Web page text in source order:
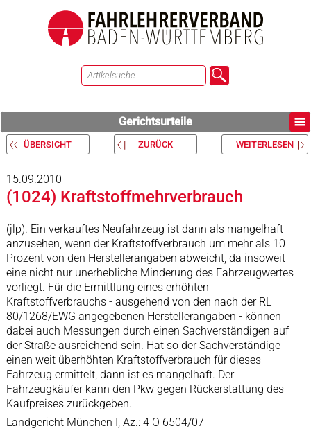
Gerichtsurteile
ÜBERSICHT ZURÜCK WEITERLESEN
15.09.2010
(1024) Kraftstoffmehrverbrauch
(jlp). Ein verkauftes Neufahrzeug ist dann als mangelhaft
anzusehen, wenn der Kraftstoffverbrauch um mehr als 10
Prozent von den Herstellerangaben abweicht, da insoweit
eine nicht nur unerhebliche Minderung des Fahrzeugwertes
vorliegt. Für die Ermittlung eines erhöhten
Kraftstoffverbrauchs - ausgehend von den nach der RL
80/1268/EWG angegebenen Herstellerangaben - können
dabei auch Messungen durch einen Sachverständigen auf
der Straße ausreichend sein. Hat so der Sachverständige
einen weit überhöhten Kraftstoffverbrauch für dieses
Fahrzeug ermittelt, dann ist es mangelhaft. Der
Fahrzeugkäufer kann den Pkw gegen Rückerstattung des
Kaufpreises zurückgeben.
Landgericht München I, Az.: 4 O 6504/07